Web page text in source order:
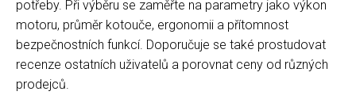
potřeby. Při výběru se zaměřte na parametry jako výkon
motoru, průměr kotouče, ergonomii a přítomnost
bezpečnostních funkcí. Doporučuje se také prostudovat
recenze ostatních uživatelů a porovnat ceny od různých
prodejců.